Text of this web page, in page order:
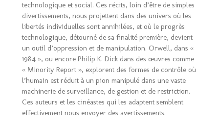
technologique et social. Ces récits, loin d’être de simples
divertissements, nous projettent dans des univers où les
libertés individuelles sont annihilées, et où le progrès
technologique, détourné de sa finalité première, devient
un outil d’oppression et de manipulation. Orwell, dans «
1984 », ou encore Philip K. Dick dans des œuvres comme
« Minority Report », explorent des formes de contrôle où
l’humain est réduit à un pion manipulé dans une vaste
machinerie de surveillance, de gestion et de restriction.
Ces auteurs et les cinéastes qui les adaptent semblent
effectivement nous envoyer des avertissements.